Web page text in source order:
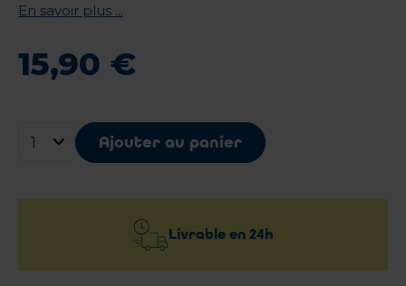
En savoir plus ...
15,90 €
Ajouter au panier
Livrable en 24h